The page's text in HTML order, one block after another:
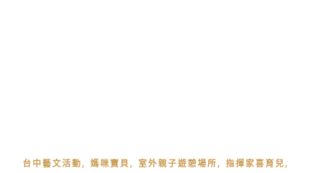
台中藝文活動, 媽咪寶貝, 室外親子遊憩場所, 指揮家喜育兒,